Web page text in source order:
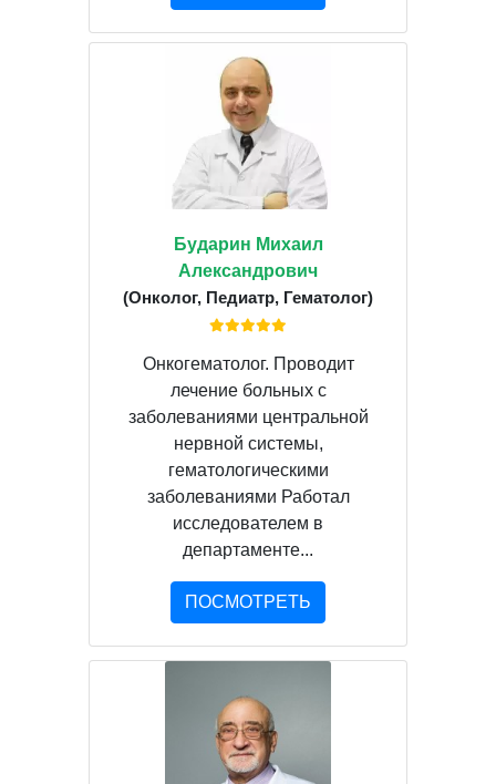
Бударин Михаил
Александрович
(Онколог, Педиатр, Гематолог)
Онкогематолог. Проводит
лечение больных с
заболеваниями центральной
нервной системы,
гематологическими
заболеваниями Работал
исследователем в
департаменте...
ПОСМОТРЕТЬ